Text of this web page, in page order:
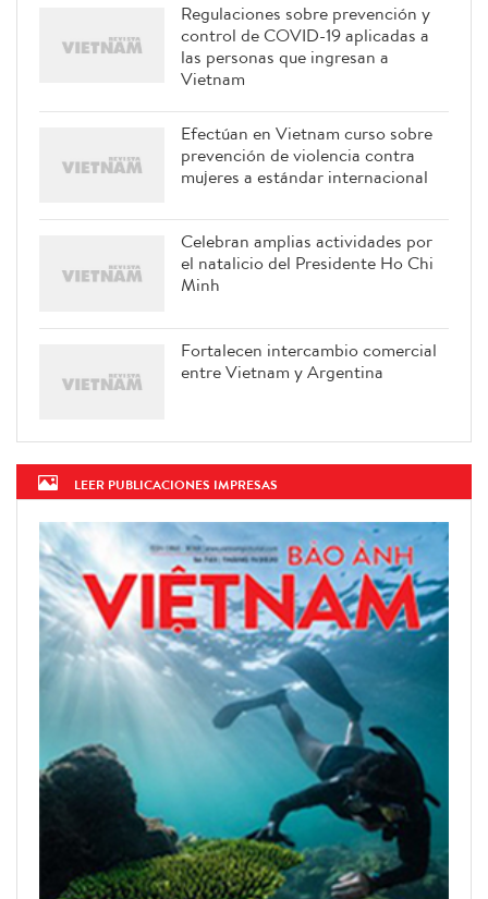
Regulaciones sobre prevención y
control de COVID-19 aplicadas a
las personas que ingresan a
Vietnam
Efectúan en Vietnam curso sobre
prevención de violencia contra
mujeres a estándar internacional
Celebran amplias actividades por
el natalicio del Presidente Ho Chi
Minh
Fortalecen intercambio comercial
entre Vietnam y Argentina
LEER PUBLICACIONES IMPRESAS